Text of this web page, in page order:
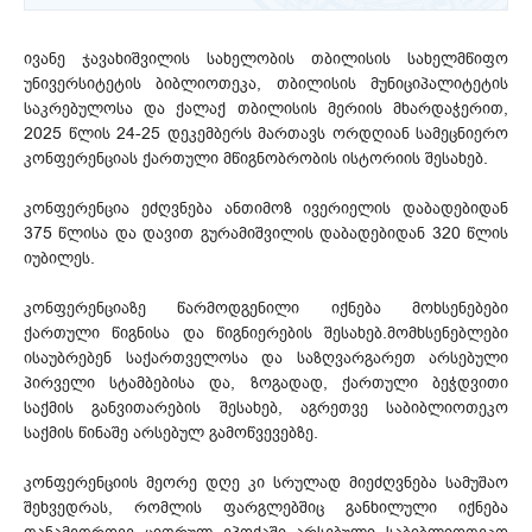
ივანე ჯავახიშვილის სახელობის თბილისის სახელმწიფო
უნივერსიტეტის ბიბლიოთეკა, თბილისის მუნიციპალიტეტის
საკრებულოსა და ქალაქ თბილისის მერიის მხარდაჭერით,
2025 წლის 24-25 დეკემბერს მართავს ორდღიან სამეცნიერო
კონფერენციას ქართული მწიგნობრობის ისტორიის შესახებ.
კონფერენცია ეძღვნება ანთიმოზ ივერიელის დაბადებიდან
375 წლისა და დავით გურამიშვილის დაბადებიდან 320 წლის
იუბილეს.
კონფერენციაზე წარმოდგენილი იქნება მოხსენებები
ქართული წიგნისა და წიგნიერების შესახებ.მომხსენებლები
ისაუბრებენ საქართველოსა და საზღვარგარეთ არსებული
პირველი სტამბებისა და, ზოგადად, ქართული ბეჭდვითი
საქმის განვითარების შესახებ, აგრეთვე საბიბლიოთეკო
საქმის წინაშე არსებულ გამოწვევებზე.
კონფერენციის მეორე დღე კი სრულად მიეძღვნება სამუშაო
შეხვედრას, რომლის ფარგლებშიც განხილული იქნება